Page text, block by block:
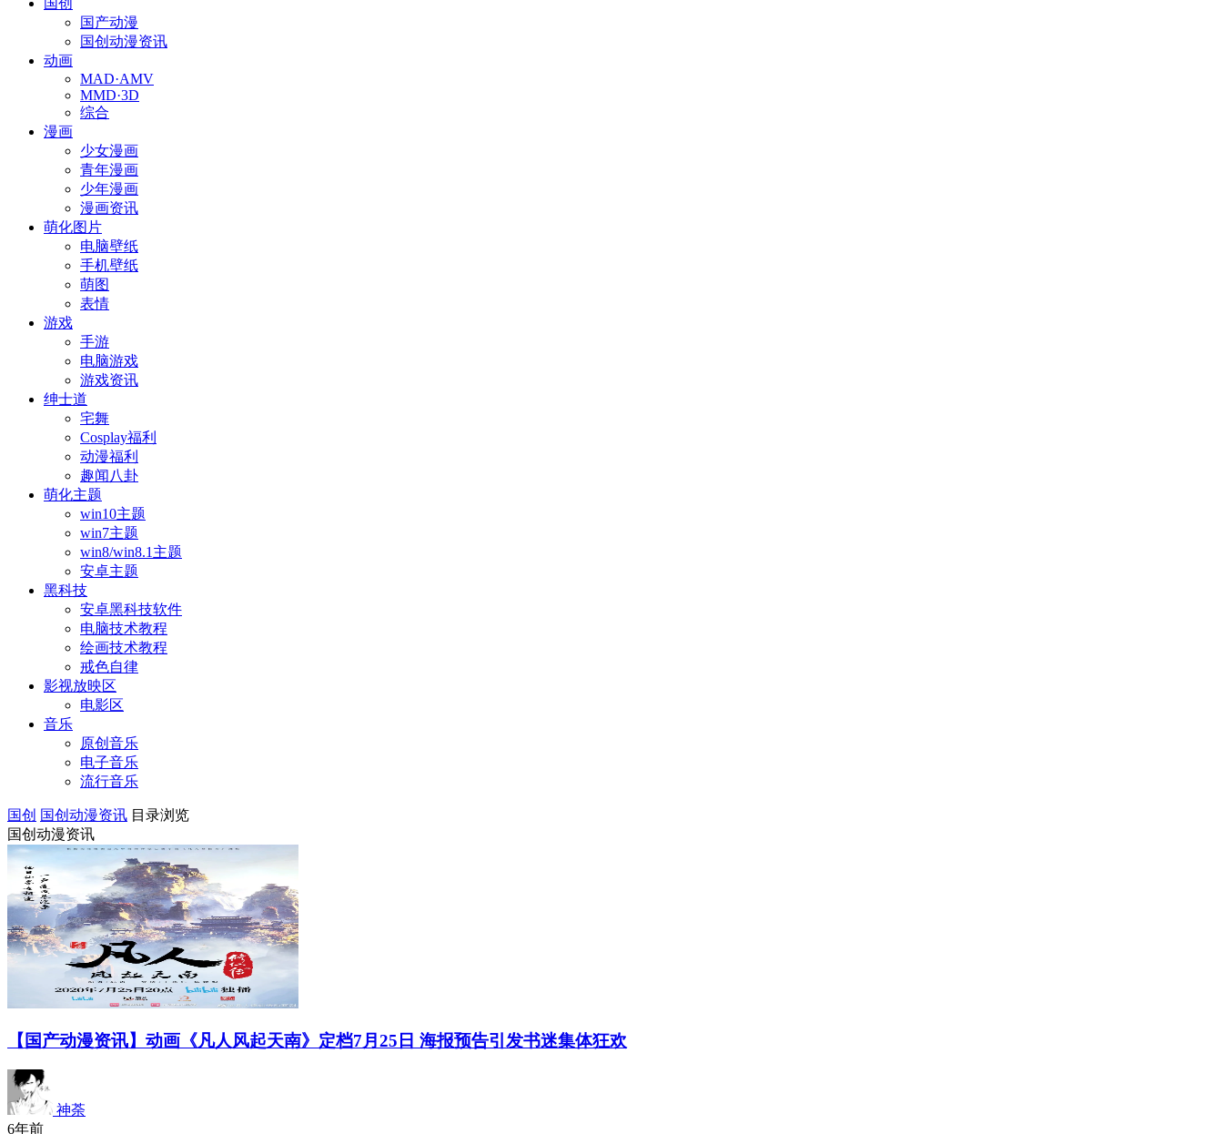
国创
国产动漫
国创动漫资讯
动画
MAD·AMV
MMD·3D
综合
漫画
少女漫画
青年漫画
少年漫画
漫画资讯
萌化图片
电脑壁纸
手机壁纸
萌图
表情
游戏
手游
电脑游戏
游戏资讯
绅士道
宅舞
Cosplay福利
动漫福利
趣闻八卦
萌化主题
win10主题
win7主题
win8/win8.1主题
安卓主题
黑科技
安卓黑科技软件
电脑技术教程
绘画技术教程
戒色自律
影视放映区
电影区
音乐
原创音乐
电子音乐
流行音乐
国创 国创动漫资讯 目录浏览
国创动漫资讯
【国产动漫资讯】动画《凡人风起天南》定档7月25日 海报预告引发书迷集体狂欢
神荼
6年前